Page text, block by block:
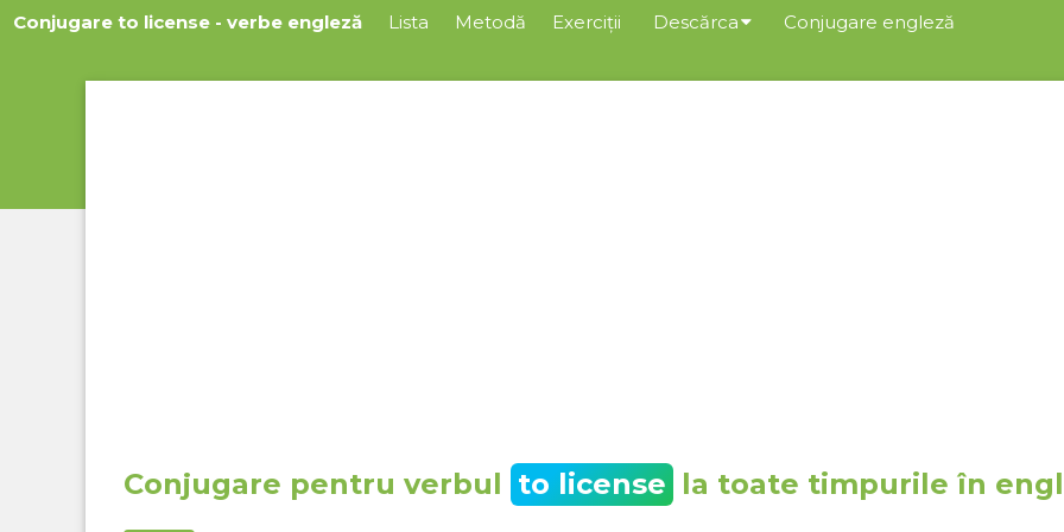
Conjugare to license - verbe engleză Lista Metodă Exerciții Descărca Conjugare engleză
Conjugare pentru verbul to license la toate timpurile în